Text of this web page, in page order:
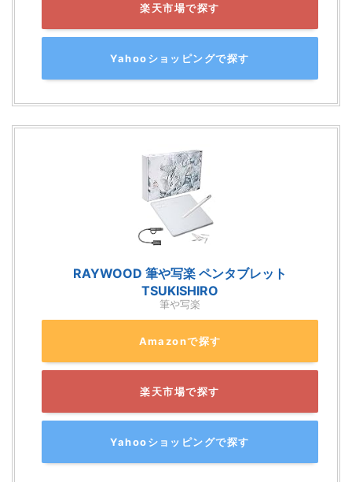
楽天市場で探す
Yahooショッピングで探す
RAYWOOD 筆や写楽 ペンタブレット
TSUKISHIRO
筆や写楽
Amazonで探す
楽天市場で探す
Yahooショッピングで探す